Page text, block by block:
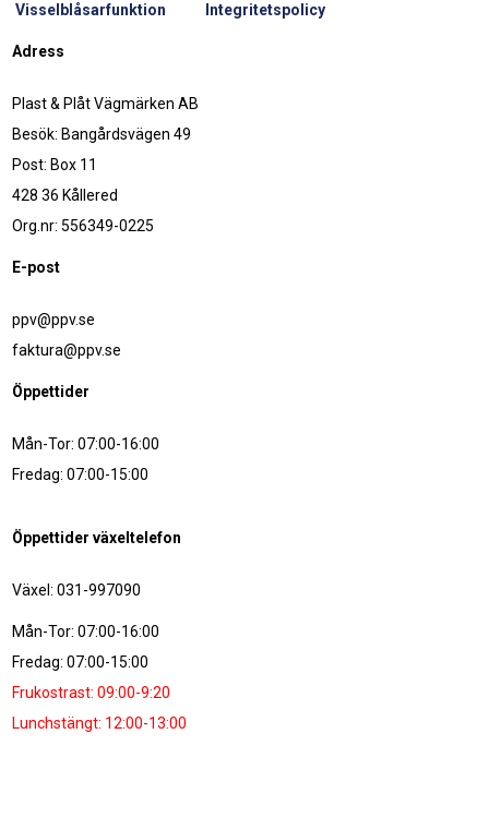
Visselblåsarfunktion
Integritetspolicy
Adress
Plast & Plåt Vägmärken AB
Besök: Bangårdsvägen 49
Post: Box 11
428 36 Kållered
Org.nr: 556349-0225
E-post
ppv@ppv.se
faktura@ppv.se
Öppettider
Mån-Tor: 07:00-16:00
Fredag: 07:00-15:00
Öppettider växeltelefon
Växel: 031-997090
Mån-Tor: 07:00-16:00
Fredag: 07:00-15:00
Frukostrast: 09:00-9:20
Lunchstängt: 12:00-13:00